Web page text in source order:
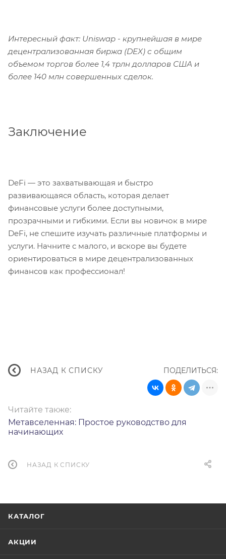
Интересный факт: Uniswap - крупнейшая в мире
децентрализованная биржа (DEX) с общим
объемом торгов более 1,4 трлн долларов США и
более 140 млн совершенных сделок.
Заключение
DeFi — это захватывающая и быстро
развивающаяся область, которая делает
финансовые услуги более доступными,
прозрачными и гибкими. Если вы новичок в мире
DeFi, не спешите изучать различные платформы и
услуги. Начните с малого, и вскоре вы будете
ориентироваться в мире децентрализованных
финансов как профессионал!
НАЗАД К СПИСКУ
Читайте также:
Метавселенная: Простое руководство для
начинающих
ПОДЕЛИТЬСЯ:
НАЗАД К СПИСКУ
КАТАЛОГ
АКЦИИ